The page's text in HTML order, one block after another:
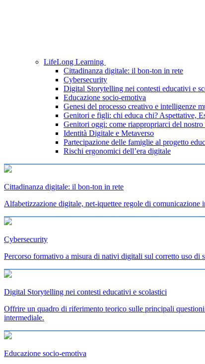
LifeLong Learning
Cittadinanza digitale: il bon-ton in rete
Cybersecurity
Digital Storytelling nei contesti educativi e
Educazione socio-emotiva
Genesi del processo creativo e intelligenze
Genitori e figli: chi educa chi? Aspettative,
Genitori oggi: come riappropriarci del
Identità Digitale e Metaverso
Partecipazione delle famiglie al progetto
Rischi ergonomici dell’era digitale
Cittadinanza digitale: il bon-ton in rete
Alfabetizzazione digitale, net-iquettee regole di
Cybersecurity
Percorso formativo a misura di nativi digitali sul corretto uso
Digital Storytelling nei contesti educativi e scolastici
Offrire un quadro di riferimento teorico sulle principali
intermediale.
Educazione socio-emotiva